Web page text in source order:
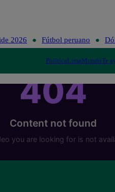
2026 Fútbol peruano
PolíticaLimaMundoTe